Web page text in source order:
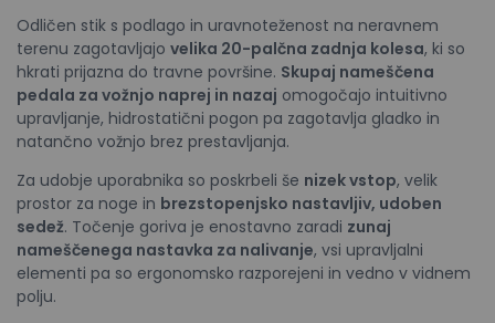
Odličen stik s podlago in uravnoteženost na neravnem
terenu zagotavljajo velika 20-palčna zadnja kolesa, ki so
hkrati prijazna do travne površine. Skupaj nameščena
pedala za vožnjo naprej in nazaj omogočajo intuitivno
upravljanje, hidrostatični pogon pa zagotavlja gladko in
natančno vožnjo brez prestavljanja.
Za udobje uporabnika so poskrbeli še nizek vstop, velik
prostor za noge in brezstopenjsko nastavljiv, udoben
sedež. Točenje goriva je enostavno zaradi zunaj
nameščenega nastavka za nalivanje, vsi upravljalni
elementi pa so ergonomsko razporejeni in vedno v vidnem
polju.